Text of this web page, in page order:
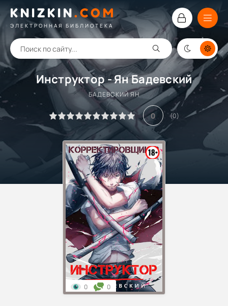
KNIZKIN.COM
ЭЛЕКТРОННАЯ БИБЛИОТЕКА
Инструктор - Ян Бадевский
БАДЕВСКИЙ ЯН
0 (0)
0 0